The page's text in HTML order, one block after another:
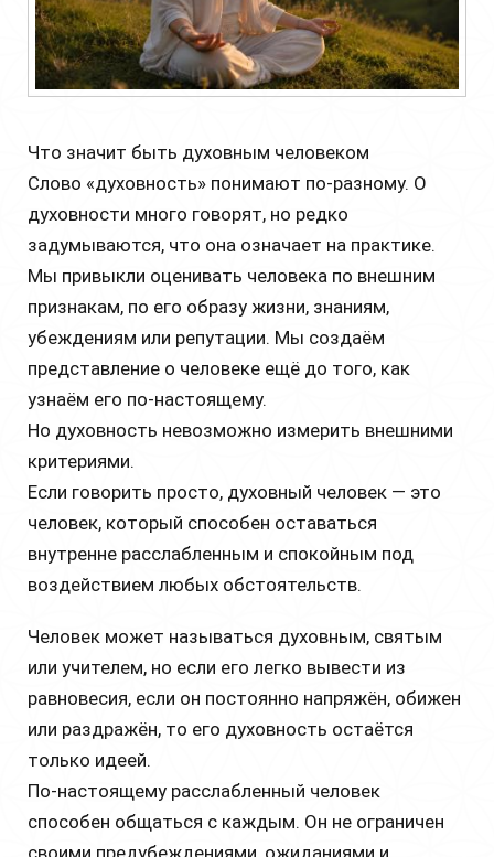
Что значит быть духовным человеком
Слово «духовность» понимают по-разному. О
духовности много говорят, но редко
задумываются, что она означает на практике.
Мы привыкли оценивать человека по внешним
признакам, по его образу жизни, знаниям,
убеждениям или репутации. Мы создаём
представление о человеке ещё до того, как
узнаём его по-настоящему.
Но духовность невозможно измерить внешними
критериями.
Если говорить просто, духовный человек — это
человек, который способен оставаться
внутренне расслабленным и спокойным под
воздействием любых обстоятельств.
Человек может называться духовным, святым
или учителем, но если его легко вывести из
равновесия, если он постоянно напряжён, обижен
или раздражён, то его духовность остаётся
только идеей.
По-настоящему расслабленный человек
способен общаться с каждым. Он не ограничен